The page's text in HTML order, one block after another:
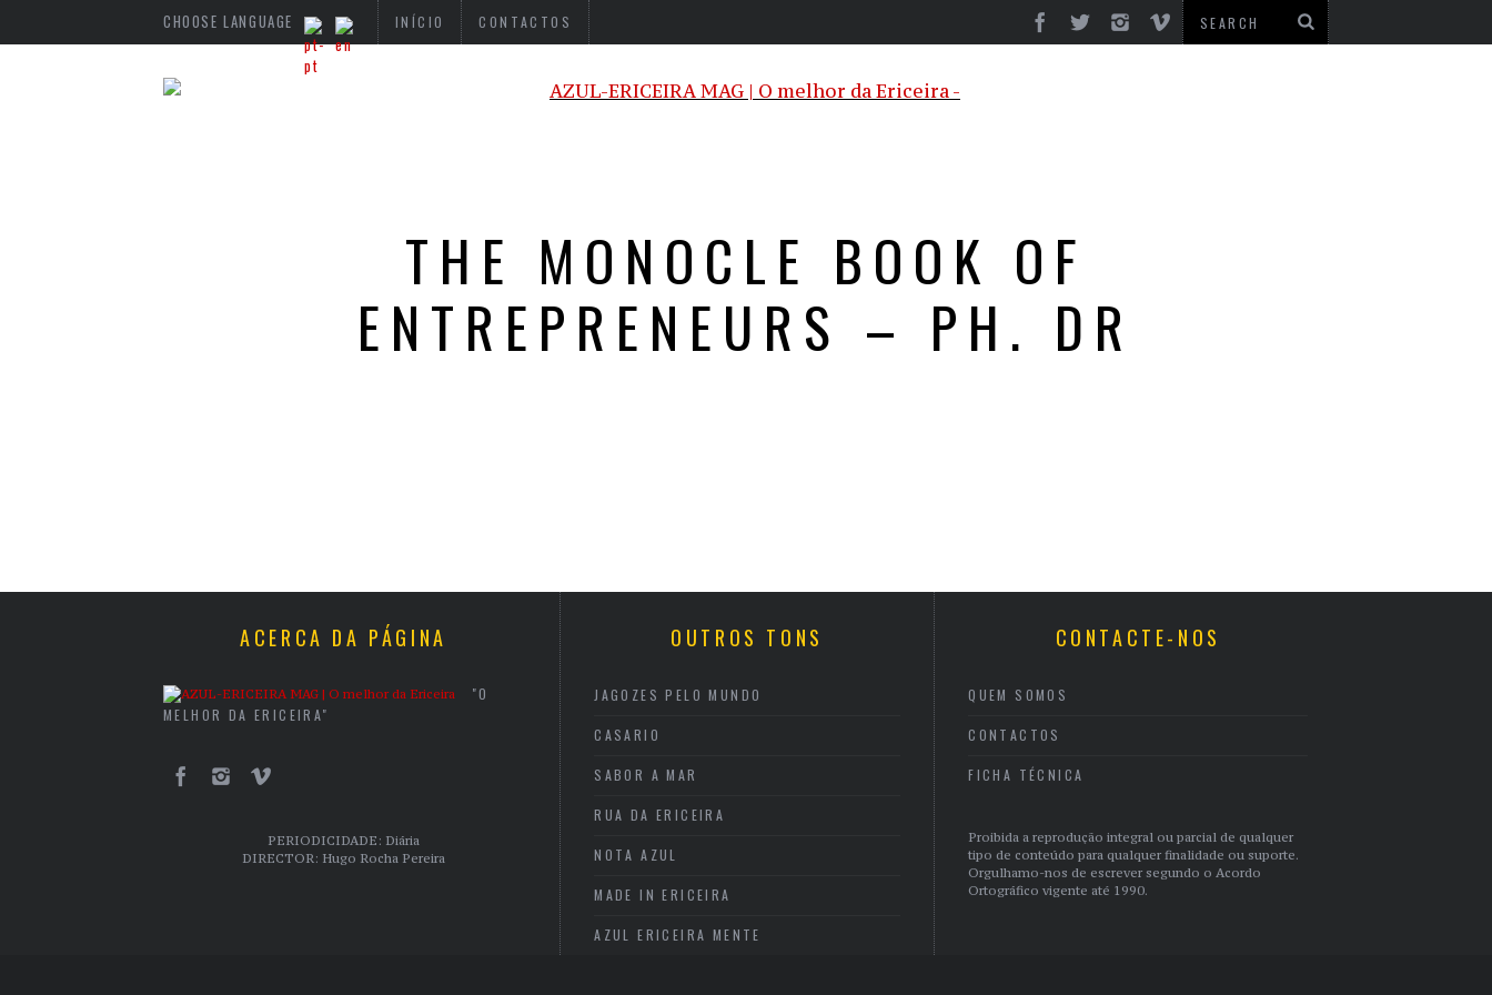
CHOOSE LANGUAGE INÍCIO CONTACTOS
THE MONOCLE BOOK OF
ENTREPRENEURS – PH. DR
ACERCA DA PÁGINA
"O
MELHOR DA ERICEIRA"
PERIODICIDADE: Diária
DIRECTOR: Hugo Rocha Pereira
OUTROS TONS
JAGOZES PELO MUNDO
CASARIO
SABOR A MAR
RUA DA ERICEIRA
NOTA AZUL
MADE IN ERICEIRA
AZUL ERICEIRA MENTE
CONTACTE-NOS
QUEM SOMOS
CONTACTOS
FICHA TÉCNICA
Proibida a reprodução integral ou parcial de qualquer
tipo de conteúdo para qualquer finalidade ou suporte.
Orgulhamo-nos de escrever segundo o Acordo
Ortográfico vigente até 1990.